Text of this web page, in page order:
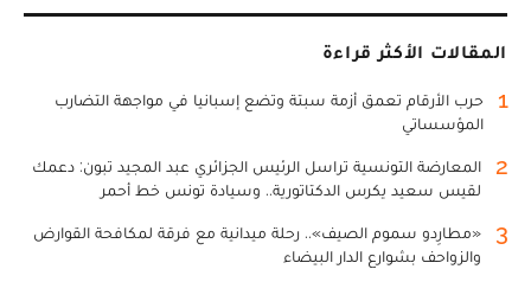
المقالات الأكثر قراءة
1
حرب الأرقام تعمق أزمة سبتة وتضع إسبانيا في مواجهة التضارب
المؤسساتي
2
المعارضة التونسية تراسل الرئيس الجزائري عبد المجيد تبون: دعمك
لقيس سعيد يكرس الدكتاتورية.. وسيادة تونس خط أحمر
3
«مطارِدو سموم الصيف».. رحلة ميدانية مع فرقة لمكافحة القوارض
والزواحف بشوارع الدار البيضاء